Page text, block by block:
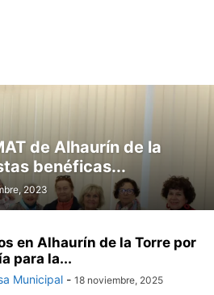
de Alhaurín de la
benéficas...
2023
en Alhaurín de la Torre por
para la...
Municipal - 18 noviembre, 2025